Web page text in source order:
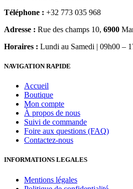
page
produit
Téléphone : +32 773 035 968
Adresse : Rue des champs 10, 6900
Horaires : Lundi au Samedi | 09h00 –
NAVIGATION RAPIDE
Accueil
Boutique
Mon compte
À propos de nous
Suivi de commande
Foire aux questions (FAQ)
Contactez-nous
INFORMATIONS LEGALES
Mentions légales